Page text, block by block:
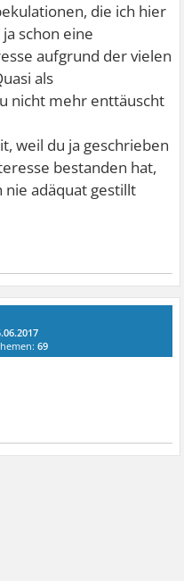
die ich hier
schon eine
aufgrund der vielen
als
nicht mehr enttäuscht
weil du ja geschrieben
bestanden hat,
nie adäquat gestillt
69